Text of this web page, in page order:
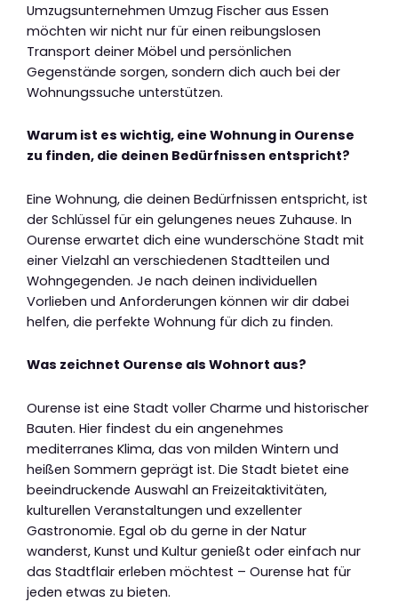
Umzugsunternehmen Umzug Fischer aus Essen
möchten wir nicht nur für einen reibungslosen
Transport deiner Möbel und persönlichen
Gegenstände sorgen, sondern dich auch bei der
Wohnungssuche unterstützen.
Warum ist es wichtig, eine Wohnung in Ourense
zu finden, die deinen Bedürfnissen entspricht?
Eine Wohnung, die deinen Bedürfnissen entspricht, ist
der Schlüssel für ein gelungenes neues Zuhause. In
Ourense erwartet dich eine wunderschöne Stadt mit
einer Vielzahl an verschiedenen Stadtteilen und
Wohngegenden. Je nach deinen individuellen
Vorlieben und Anforderungen können wir dir dabei
helfen, die perfekte Wohnung für dich zu finden.
Was zeichnet Ourense als Wohnort aus?
Ourense ist eine Stadt voller Charme und historischer
Bauten. Hier findest du ein angenehmes
mediterranes Klima, das von milden Wintern und
heißen Sommern geprägt ist. Die Stadt bietet eine
beeindruckende Auswahl an Freizeitaktivitäten,
kulturellen Veranstaltungen und exzellenter
Gastronomie. Egal ob du gerne in der Natur
wanderst, Kunst und Kultur genießt oder einfach nur
das Stadtflair erleben möchtest – Ourense hat für
jeden etwas zu bieten.